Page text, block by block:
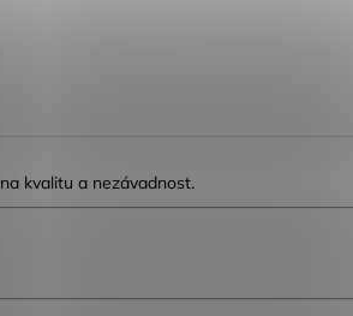
kvalitu a nezávadnost.